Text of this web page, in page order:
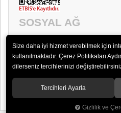
SOSYAL AĞ
© 2018 Timpani Ses ve Görüntü
Size daha iyi hizmet verebilmek için
kullanılmaktadır. Çerez Politikaları
dilerseniz tercihlerinizi
Tercihleri Ayarla
Gizlilik ve